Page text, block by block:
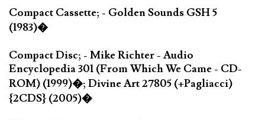
Compact Cassette; - Golden Sounds GSH 5
(1983)�
Compact Disc; - Mike Richter - Audio
Encyclopedia 301 (From Which We Came - CD-
ROM) (1999)�; Divine Art 27805 (+Pagliacci)
{2CDS} (2005)�